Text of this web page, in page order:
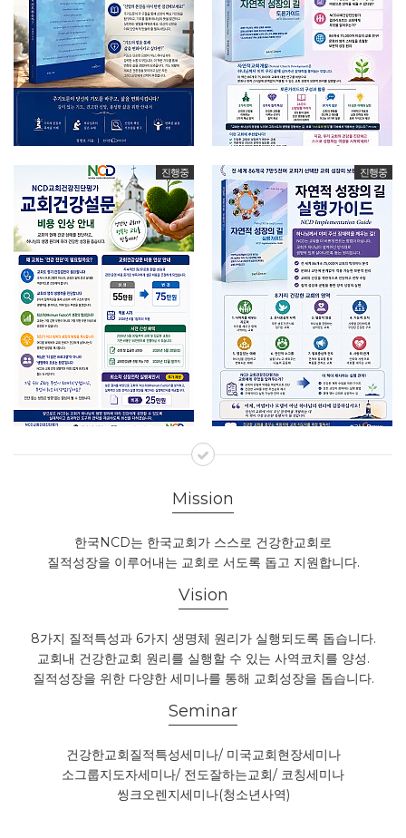
진행중 진행중
Mission
한국NCD는 한국교회가 스스로 건강한교회로
질적성장을 이루어내는 교회로 서도록 돕고 지원합니다.
Vision
8가지 질적특성과 6가지 생명체 원리가 실행되도록 돕습니다.
교회내 건강한교회 원리를 실행할 수 있는 사역코치를 양성.
질적성장을 위한 다양한 세미나를 통해 교회성장을 돕습니다.
Seminar
건강한교회질적특성세미나/ 미국교회현장세미나
소그룹지도자세미나/ 전도잘하는교회/ 코칭세미나
씽크오렌지세미나(청소년사역)